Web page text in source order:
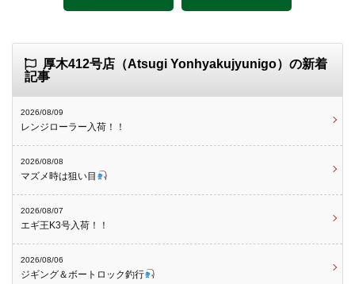
厚木412号店（Atsugi Yonhyakujyunigo）の新着
記事
2026/08/09
レンジローラー入荷！！
2026/08/08
マズメ時は狙い目
2026/08/07
エギ王K3号入荷！！
2026/08/06
ジギング＆ボートロック釣行